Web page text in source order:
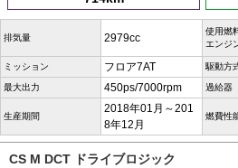
排気量 2979cc
使用燃
エンジ
ミッション フロア7AT 駆動方
最大出力 450ps/7000rpm 過給器
生産期間
2018年01月～201
8年12月
燃費性
CS M DCT ドライブロジック